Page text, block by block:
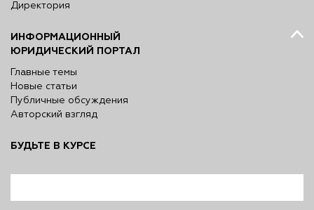
Директория
ИНФОРМАЦИОННЫЙ
ЮРИДИЧЕСКИЙ ПОРТАЛ
Главные темы
Новые статьи
Публичные обсуждения
Авторский взгляд
БУДЬТЕ В КУРСЕ